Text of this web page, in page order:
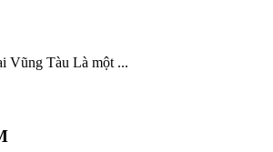
Vũng Tàu Là một ...